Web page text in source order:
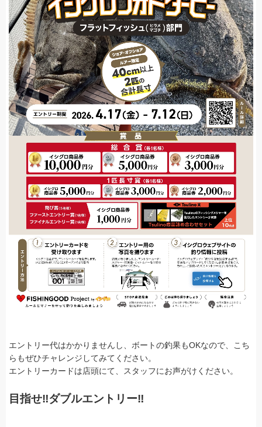
エントリー代はかかりませんし、ボートの釣果もOKなので、こち
らもぜひチャレンジしてみてください。
エントリーカードは店頭にて、スタッフにお声がけください。
目指せ‼ダブルエントリー‼